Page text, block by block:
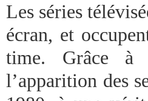
Les séries
écran, et
time. Grâce à
l’apparition des